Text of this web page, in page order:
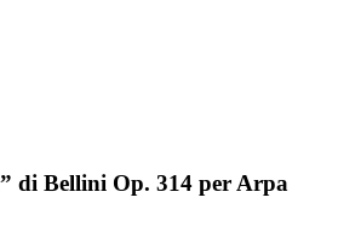
di Bellini Op. 314 per Arpa